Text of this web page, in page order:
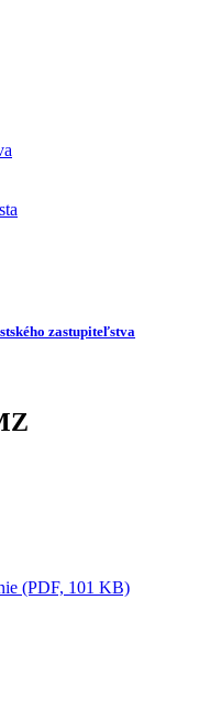
zastupiteľstva
(PDF, 101 KB)